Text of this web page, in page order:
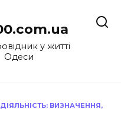
у житті
Одеси
ВИЗНАЧЕННЯ,